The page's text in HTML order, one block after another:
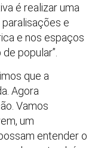
é realizar uma
paralisações e
e nos espaços
popular”.
que a
Agora
Vamos
um
entender o